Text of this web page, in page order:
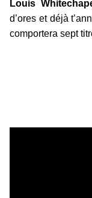
Louis
d’ores et déjà
comportera sept